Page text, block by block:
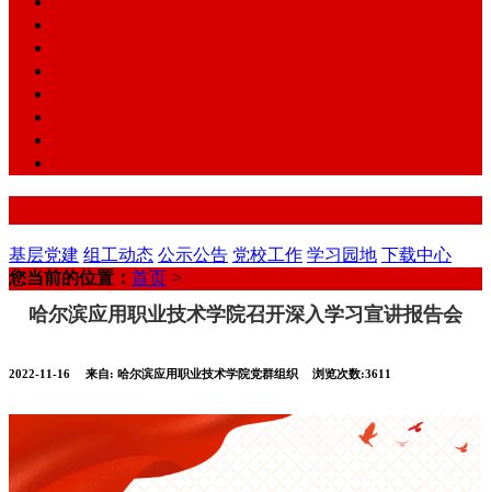
基层党建 组工动态 公示公告 党校工作 学习园地 下载中心
您当前的位置： 首页 >
哈尔滨应用职业技术学院召开深入学习宣讲报告会
2022-11-16 来自: 哈尔滨应用职业技术学院党群组织 浏览次数:3611